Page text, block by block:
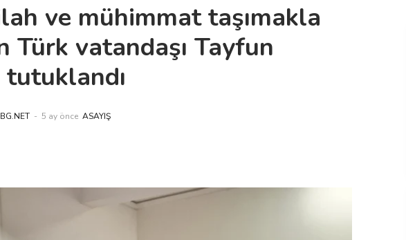
ve mühimmat taşımakla
Türk vatandaşı Tayfun
tutuklandı
5 ay önce ASAYIŞ